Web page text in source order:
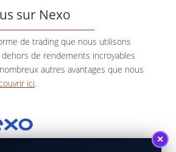
sur Nexo
de trading que nous utilisons
de rendements incroyables
autres avantages que nous
ici.
✕